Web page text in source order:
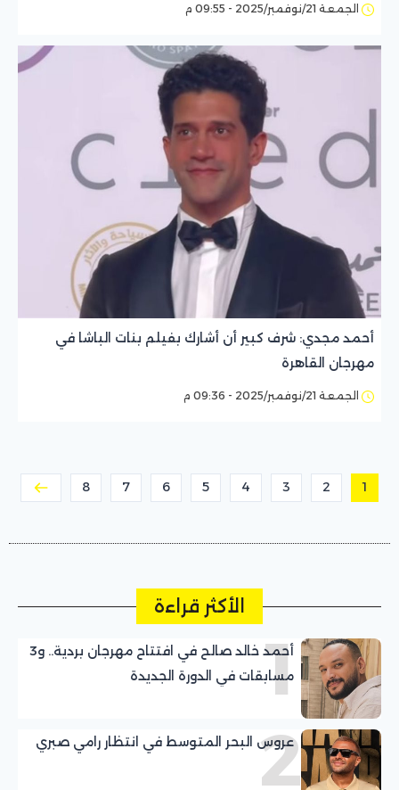
الجمعة 21/نوفمبر/2025 - 09:55 م
أحمد مجدي: شرف كبير أن أشارك بفيلم بنات الباشا في
مهرجان القاهرة
الجمعة 21/نوفمبر/2025 - 09:36 م
1
2
3
4
5
6
7
8
الأكثر قراءة
1
أحمد خالد صالح في افتتاح مهرجان بردية.. و3
مسابقات في الدورة الجديدة
2
عروس البحر المتوسط في انتظار رامي صبري